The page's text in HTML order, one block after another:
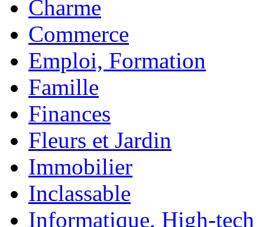
Charme
Commerce
Emploi, Formation
Famille
Finances
Fleurs et Jardin
Immobilier
Inclassable
Informatique, High-tech